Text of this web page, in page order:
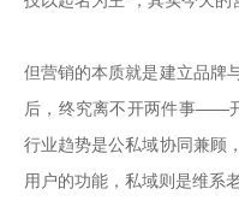
但营销的本质就是建立品牌
后，终究离不开两件事——
行业趋势是公私域协同兼顾
用户的功能，私域则是维系老